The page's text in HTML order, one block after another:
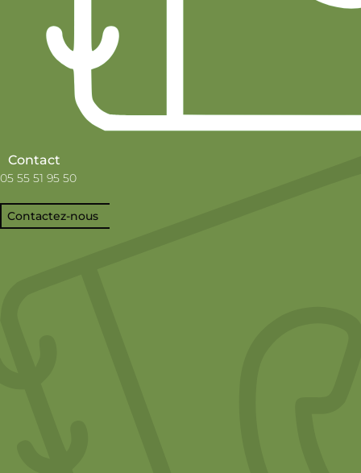
Contact
05 55 51 95 50
Contactez-nous